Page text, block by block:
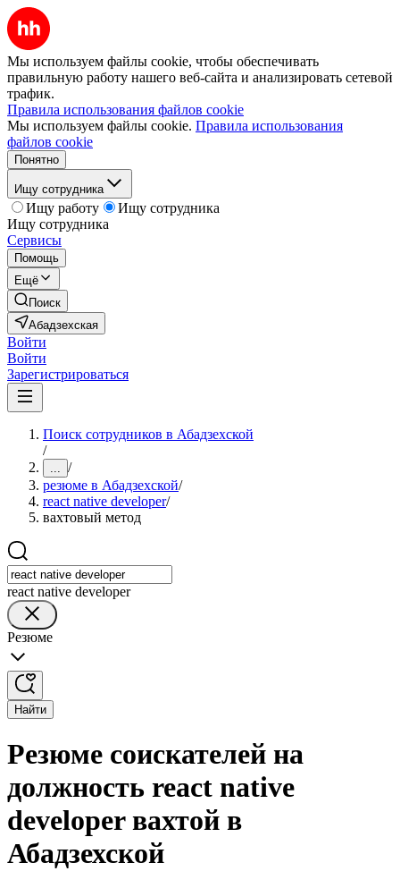
Мы используем файлы cookie, чтобы обеспечивать
правильную работу нашего веб-сайта и анализировать сетевой
трафик.
Правила использования файлов cookie
Мы используем файлы cookie. Правила использования
файлов cookie
Понятно
Ищу сотрудника
Ищу работу
Ищу сотрудника
Ищу сотрудника
Сервисы
Помощь
Ещё
Поиск
Абадзехская
Войти
Войти
Зарегистрироваться
Поиск сотрудников в Абадзехской
/
... /
резюме в Абадзехской/
react native developer/
вахтовый метод
react native developer
Резюме
Найти
Резюме соискателей на
должность react native
developer вахтой в
Абадзехской